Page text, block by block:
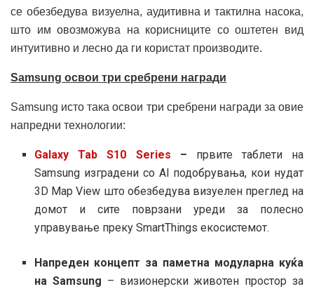
се обезбедува визуелна, аудитивна и тактилна насока,
што им овозможува на корисниците со оштетен вид
интуитивно и лесно да ги користат производите.
Samsung освои три сребрени награди
Samsung исто така освои три сребрени награди за овие
напредни технологии:
Galaxy Tab S10 Series – првите таблети на
Samsung изградени со AI подобрувања, кои нудат
3D Map View што обезбедува визуелен преглед на
домот и сите поврзани уреди за полесно
управување преку SmartThings екосистемот.
Напреден концепт за паметна модуларна куќа
на Samsung – визионерски животен простор за